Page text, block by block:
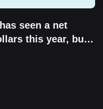
seen a net
this year, but
attribute